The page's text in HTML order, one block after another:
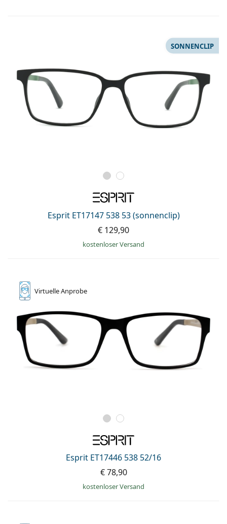
Esprit ET17147 538 53 (sonnenclip)
SONNENCLIP
€ 129,90
kostenloser Versand
VirtuelleAnprobe
Esprit ET17446 538 52/16
€ 78,90
kostenloser Versand